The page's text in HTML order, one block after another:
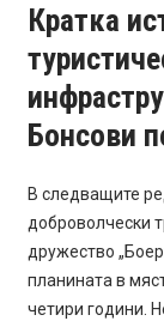
Кратка
Бонсови
В следващите
доброволчески
дружество
планината в
четири години.